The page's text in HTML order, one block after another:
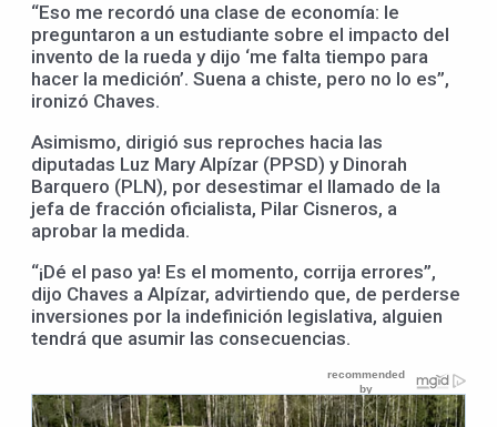
“Eso me recordó una clase de economía: le
preguntaron a un estudiante sobre el impacto del
invento de la rueda y dijo ‘me falta tiempo para
hacer la medición’. Suena a chiste, pero no lo es”,
ironizó Chaves.
Asimismo, dirigió sus reproches hacia las
diputadas Luz Mary Alpízar (PPSD) y Dinorah
Barquero (PLN), por desestimar el llamado de la
jefa de fracción oficialista, Pilar Cisneros, a
aprobar la medida.
“¡Dé el paso ya! Es el momento, corrija errores”,
dijo Chaves a Alpízar, advirtiendo que, de perderse
inversiones por la indefinición legislativa, alguien
tendrá que asumir las consecuencias.